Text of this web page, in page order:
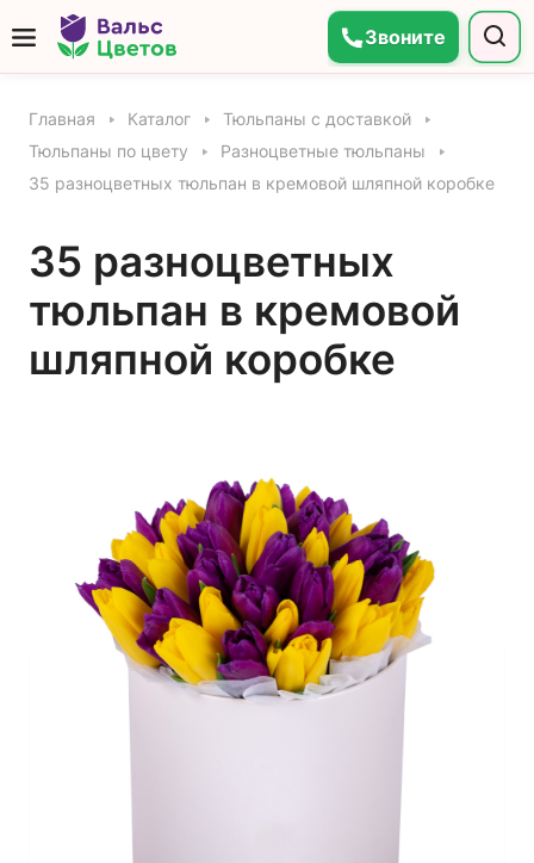
Звоните
Главная Каталог
Тюльпаны с доставкой
Тюльпаны по цвету
Разноцветные тюльпаны
35 разноцветных тюльпан в кремовой шляпной коробке
35 разноцветных
тюльпан в кремовой
шляпной коробке